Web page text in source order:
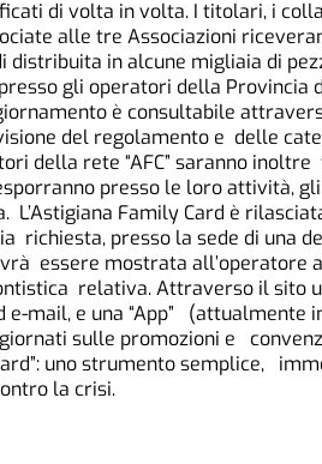
di volta in volta. I titolari, i
alle tre Associazioni
distribuita in alcune migliaia di
gli operatori della
è consultabile
del regolamento e delle
della rete “AFC” saranno
presso le loro attività, gli
L’Astigiana Family Card è
richiesta, presso la sede di una
essere mostrata all’operatore
relativa. Attraverso il sito
mail, e una “App” (attualmente
sulle promozioni e
uno strumento semplice,
la crisi.